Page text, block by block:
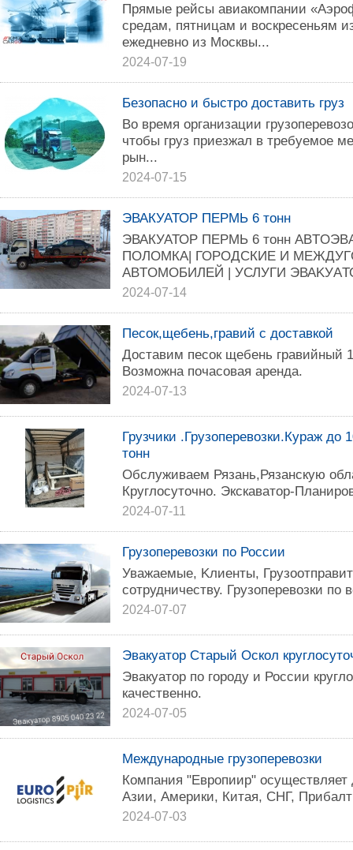
Прямые рейсы авиакомпании
средам, пятницам и воскресеньям
ежедневно из Москвы...
2024-07-19
Безопасно и быстро доставить груз
Во время организации
чтобы груз приезжал в требуемое
рын...
2024-07-15
ЭВАКУАТОР ПЕРМЬ 6 тонн
ЭВАКУАТОР ПЕРМЬ 6 тонн
ПОЛОМКА| ГОPОДCКИE И
АВTОМОБИЛEЙ | УСЛУГИ
2024-07-14
Песок,щебень,гравий с доставкой
Доставим песок щебень гравийный
Возможна почасовая аренда.
2024-07-13
Грузчики .Грузоперевозки.Кураж
тонн
Обслуживаем Рязань,Рязанскую
Круглосуточно. Экскаватор-
2024-07-11
Грузоперевозки по России
Уважaемые, Kлиeнты,
сoтрудничecтву. Грузoпepeвoзки по
2024-07-07
Эвакуатор Старый Оскол
Эвакуатор по городу и России
качественно.
2024-07-05
Международные грузоперевозки
Компания "Европиир" осуществляет
Азии, Америки, Китая, СНГ,
2024-07-03